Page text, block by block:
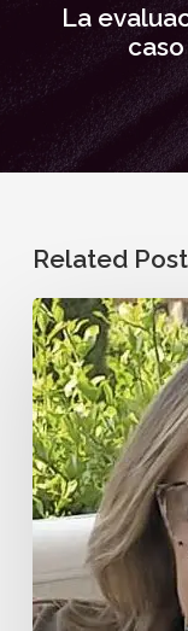
La
Related